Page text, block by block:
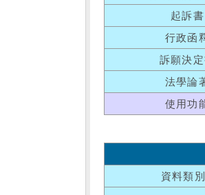
起訴書
行政函
訴願決
法學論
使用功
資料類別